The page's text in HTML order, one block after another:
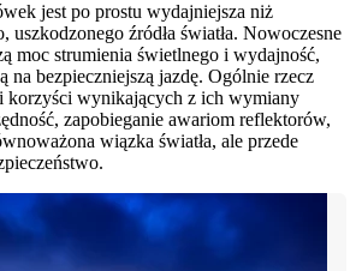
jest po prostu wydajniejsza niż
uszkodzonego źródła światła. Nowoczesne
moc strumienia świetlnego i wydajność,
na bezpieczniejszą jazdę. Ogólnie rzecz
korzyści wynikających z ich wymiany
zapobieganie awariom reflektorów,
wiązka światła, ale przede